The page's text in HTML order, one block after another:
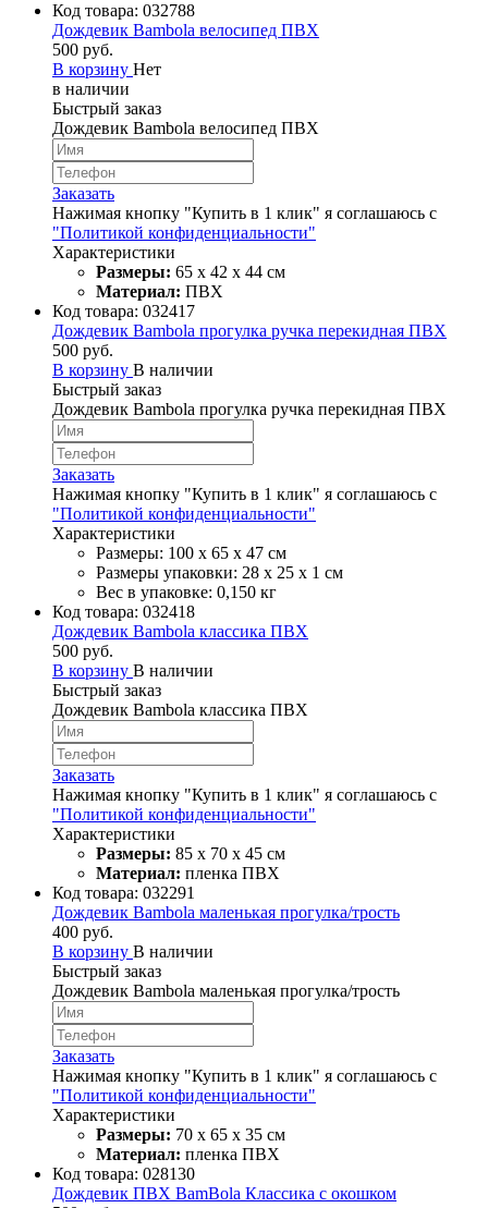
Код товара: 032788
Дождевик Bambola велосипед ПВХ
500 руб.
В корзину Нет
в наличии
Быстрый заказ
Дождевик Bambola велосипед ПВХ
Заказать
Нажимая кнопку "Купить в 1 клик" я соглашаюсь с
"Политикой конфиденциальности"
Характеристики
Размеры: 65 х 42 х 44 см
Материал: ПВХ
Код товара: 032417
Дождевик Bambola прогулка ручка перекидная ПВХ
500 руб.
В корзину В наличии
Быстрый заказ
Дождевик Bambola прогулка ручка перекидная ПВХ
Заказать
Нажимая кнопку "Купить в 1 клик" я соглашаюсь с
"Политикой конфиденциальности"
Характеристики
Размеры: 100 х 65 х 47 см
Размеры упаковки: 28 х 25 х 1 см
Вес в упаковке: 0,150 кг
Код товара: 032418
Дождевик Bambola классика ПВХ
500 руб.
В корзину В наличии
Быстрый заказ
Дождевик Bambola классика ПВХ
Заказать
Нажимая кнопку "Купить в 1 клик" я соглашаюсь с
"Политикой конфиденциальности"
Характеристики
Размеры: 85 х 70 х 45 см
Материал: пленка ПВХ
Код товара: 032291
Дождевик Bambola маленькая прогулка/трость
400 руб.
В корзину В наличии
Быстрый заказ
Дождевик Bambola маленькая прогулка/трость
Заказать
Нажимая кнопку "Купить в 1 клик" я соглашаюсь с
"Политикой конфиденциальности"
Характеристики
Размеры: 70 х 65 х 35 см
Материал: пленка ПВХ
Код товара: 028130
Дождевик ПВХ BamBola Классика с окошком